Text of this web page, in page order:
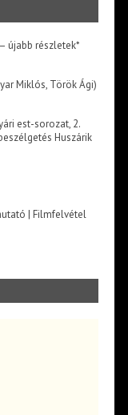
újabb részletek*
Miklós, Török Ági)
est-sorozat, 2.
Huszárik
| Filmfelvétel